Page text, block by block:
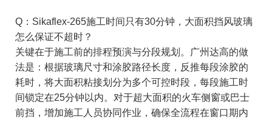
Q：Sikaflex-265施工时间只有30分钟，大面积挡风玻璃
怎么保证不超时？
关键在于施工前的排程预演与分段规划。广州达高的做
法是：根据玻璃尺寸和涂胶路径长度，反推每段涂胶的
耗时，将大面积粘接划分为多个可控时段，每段施工时
间锁定在25分钟以内。对于超大面积的火车侧窗或巴士
前挡，增加施工人员协同作业，确保全流程在窗口期内